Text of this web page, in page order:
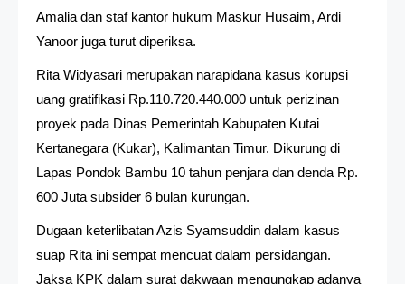
Amalia dan staf kantor hukum Maskur Husaim, Ardi
Yanoor juga turut diperiksa.
Rita Widyasari merupakan narapidana kasus korupsi
uang gratifikasi Rp.110.720.440.000 untuk perizinan
proyek pada Dinas Pemerintah Kabupaten Kutai
Kertanegara (Kukar), Kalimantan Timur. Dikurung di
Lapas Pondok Bambu 10 tahun penjara dan denda Rp.
600 Juta subsider 6 bulan kurungan.
Dugaan keterlibatan Azis Syamsuddin dalam kasus
suap Rita ini sempat mencuat dalam persidangan.
Jaksa KPK dalam surat dakwaan mengungkap adanya